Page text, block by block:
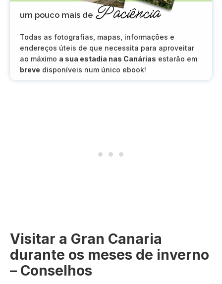
um pouco mais de Paciência
Todas as fotografias, mapas, informações e
endereços úteis de que necessita para aproveitar
ao máximo a sua estadia nas Canárias estarão em
breve disponíveis num único ebook!
Visitar a Gran Canaria
durante os meses de inverno
– Conselhos